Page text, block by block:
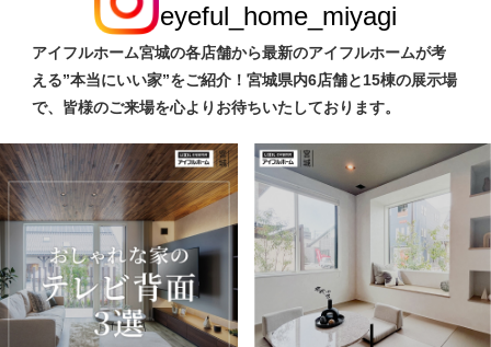
eyeful_home_miyagi
アイフルホーム宮城の各店舗から最新のアイフルホームが考
える”本当にいい家”をご紹介！宮城県内6店舗と15棟の展示場
で、皆様のご来場を心よりお待ちいたしております。